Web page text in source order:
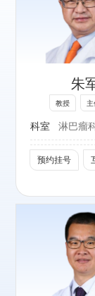
朱
教授
科室 淋巴瘤
预约挂号
专长：
淋巴瘤的
疗、自体
胞移植。
社会
北京大学
副院长、
副主任
国家卫生
肿瘤学专
委员
中国临床
淋巴瘤专
秘书长